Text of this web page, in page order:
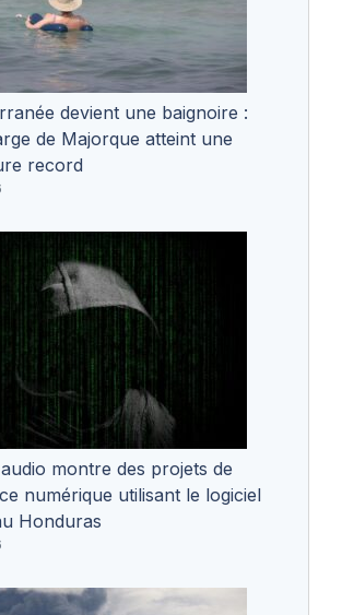
devient une baignoire :
de Majorque atteint une
record
montre des projets de
numérique utilisant le logiciel
Honduras